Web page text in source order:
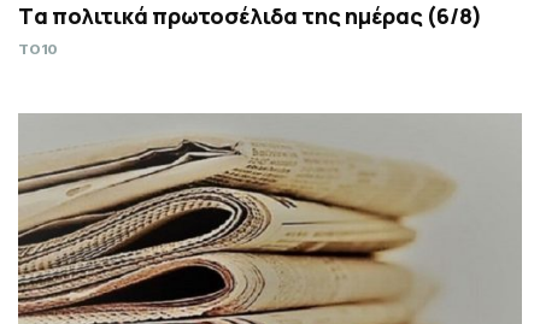
Tα πολιτικά πρωτοσέλιδα της ημέρας (6/8)
TO10